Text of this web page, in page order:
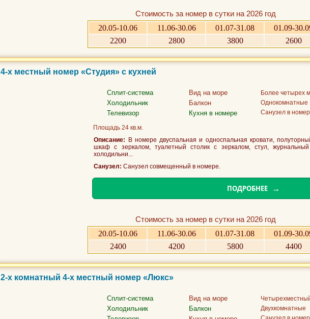
Стоимость за номер в сутки на 2026 год
20.05-10.06
11.06-30.06 01.07-31.08
01.09-
2200
2800 3800 2600
4-х местный номер «Студия» с кухней
Сплит-система
Холодильник
Телевизор
Вид на море
Балкон
Кухня в номере
Более четырех
Однокомнатные
Санузел в
Площадь 24 кв.м.
Описание: В номере двуспальная и односпальная кровати,
шкаф с зеркалом, туалетный столик с зеркалом, стул,
холодильни...
Санузел: Санузел совмещенный в номере.
ПОДРОБНЕЕ
Стоимость за номер в сутки на 2026 год
20.05-10.06
11.06-30.06 01.07-31.08
01.09-
2400
4200 5800 4400
2-х комнатный 4-х местный номер «Люкс»
Сплит-система
Холодильник
Вид на море
Балкон
Двухкомнатные